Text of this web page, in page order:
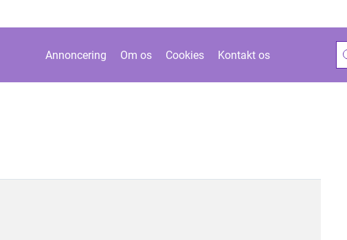
Annoncering Om os Cookies Kontakt os